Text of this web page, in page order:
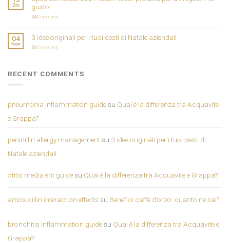
Dic
gusto!
34Commenti
04
Nov
3 idee originali per i tuoi cesti di Natale aziendali
33Commenti
RECENT COMMENTS
pneumonia inflammation guidesu Qual è la differenza tra Acquavite
e Grappa?
penicillin allergy managementsu 3 idee originali per i tuoi cesti di
Natale aziendali
otitis media ent guidesu Qual è la differenza tra Acquavite e Grappa?
amoxicillin interaction effects su Benefici caffè d’orzo: quanto ne sai?
bronchitis inflammation guidesu Qual è la differenza tra Acquavite e
Grappa?